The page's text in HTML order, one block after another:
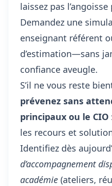
laissez pas
Demandez une
enseignant référent
d’estimation—sans
confiance aveugle.
S’il ne vous reste
prévenez sans
principaux ou le CIO
les recours et
Identifiez dès
d’accompagnement
académie (ateliers,